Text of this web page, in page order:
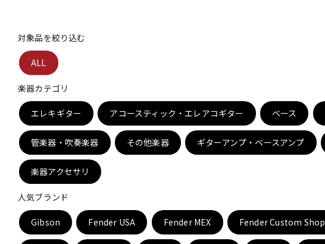
キーボード
中古 ヴィンテージ
対象品を絞り込む
ALL
楽器カテゴリ
エレキギター アコースティック・エレアコギター ベース
管楽器・吹奏楽器 その他楽器 ギターアンプ・ベースアンプ
楽器アクセサリ
人気ブランド
Gibson Fender USA Fender MEX Fender Custom Shop